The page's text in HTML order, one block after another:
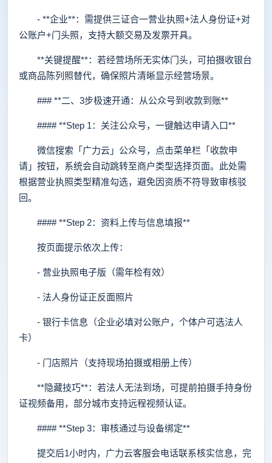
- **企业**：需提供三证合一营业执照+法人身份证+对
公账户+门头照，支持大额交易及发票开具。
**关键提醒**：若经营场所无实体门头，可拍摄收银台
或商品陈列照替代，确保照片清晰显示经营场景。
### **二、3步极速开通：从公众号到收款到账**
#### **Step 1：关注公众号，一键触达申请入口**
微信搜索「广力云」公众号，点击菜单栏「收款申
请」按钮，系统会自动跳转至商户类型选择页面。此处需
根据营业执照类型精准勾选，避免因资质不符导致审核驳
回。
#### **Step 2：资料上传与信息填报**
按页面提示依次上传：
- 营业执照电子版（需年检有效）
- 法人身份证正反面照片
- 银行卡信息（企业必填对公账户，个体户可选法人
卡）
- 门店照片（支持现场拍摄或相册上传）
**隐藏技巧**：若法人无法到场，可提前拍摄手持身份
证视频备用，部分城市支持远程视频认证。
#### **Step 3：审核通过与设备绑定**
提交后1小时内，广力云客服会电话联系核实信息，完